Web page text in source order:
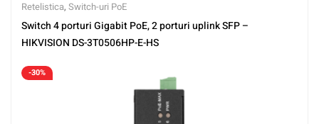
Retelistica, Switch-uri PoE
Switch 4 porturi Gigabit PoE, 2 porturi uplink SFP –
HIKVISION DS-3T0506HP-E-HS
-30%